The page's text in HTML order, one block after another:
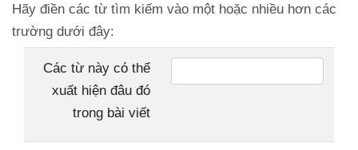
Hãy điền các từ tìm kiếm vào một hoặc nhiều hơn các
trường dưới đây:
Các từ này có thể
xuất hiện đâu đó
trong bài viết